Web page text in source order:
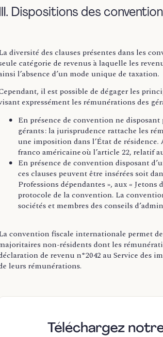
Dispositions des
diversité des clauses présentes dans les
catégorie de revenus à laquelle les
l’absence d’un mode unique de taxation.
il est possible de dégager les
expressément les rémunérations des
En présence de convention ne
gérants : la jurisprudence rattache les
une imposition dans l’État de
franco américaine où l’article 22, relatif
En présence de convention disposant
ces clauses peuvent être insérées soit
Professions dépendantes », aux «
protocole de la convention. La
sociétés et membres des conseils
convention fiscale internationale permet
non-résidents dont les
de revenu n°2042 au Service des
leurs rémunérations.
Téléchargez